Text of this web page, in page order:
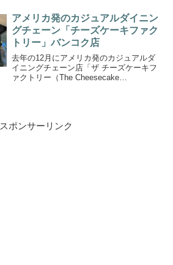
はせず朝食のみを利用してきました...
アメリカ発のカジュアルダイニン
グチェーン「チーズケーキファク
トリー」バンコク店
去年の12月にアメリカ発のカジュアルダ
イニングチェーン店「ザ チーズケーキフ
ァクトリー（The Cheesecake
スポンサーリンク